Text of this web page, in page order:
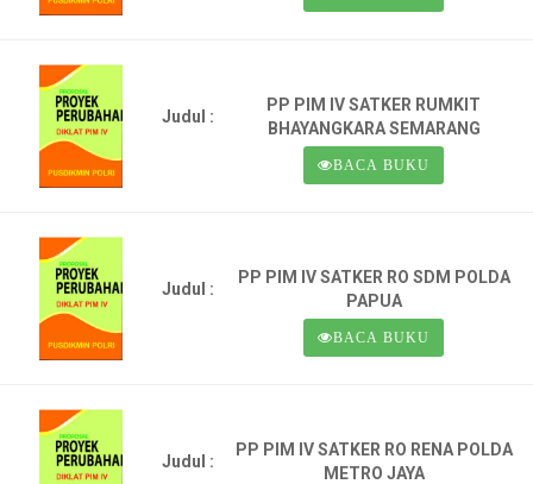
Judul :
PP PIM IV SATKER RUMKIT
BHAYANGKARA SEMARANG
BACA BUKU
Judul :
PP PIM IV SATKER RO SDM POLDA
PAPUA
BACA BUKU
Judul :
PP PIM IV SATKER RO RENA POLDA
METRO JAYA